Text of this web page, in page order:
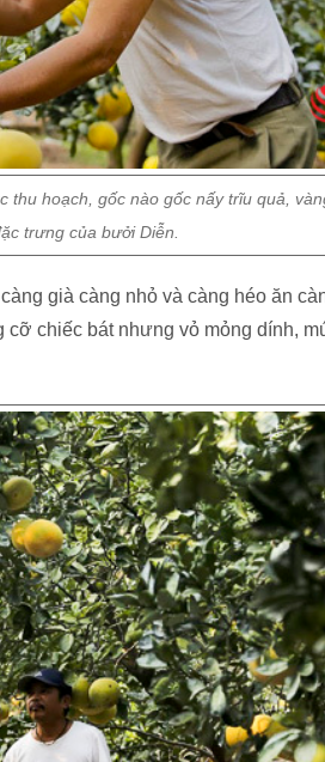
thu hoạch, gốc nào gốc nấy trĩu quả,
trưng của bưởi Diễn.
già càng nhỏ và càng héo ăn
chiếc bát nhưng vỏ mỏng dính,